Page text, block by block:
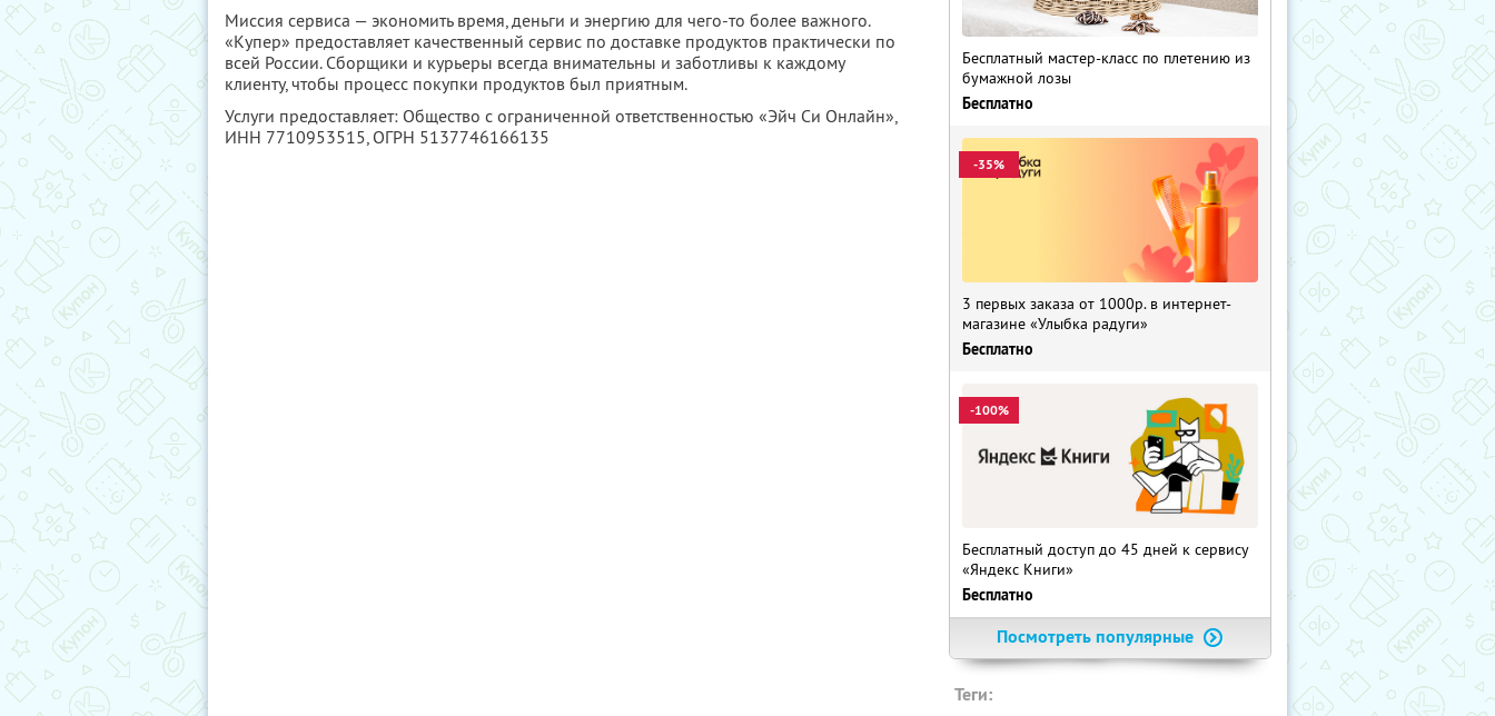
Миссия сервиса — экономить время, деньги и энергию для чего-то более важного.
«Купер» предоставляет качественный сервис по доставке продуктов практически по
всей России. Сборщики и курьеры всегда внимательны и заботливы к каждому
клиенту, чтобы процесс покупки продуктов был приятным.
Услуги предоставляет: Общество с ограниченной ответственностью «Эйч Си Онлайн»,
ИНН 7710953515, ОГРН 5137746166135
Бесплатный мастер-класс по плетению из
бумажной лозы
Бесплатно
-35%
3 первых заказа от 1000р. в интернет-
магазине «Улыбка радуги»
Бесплатно
-100%
Бесплатный доступ до 45 дней к сервису
«Яндекс Книги»
Бесплатно
Посмотреть популярные
Теги: